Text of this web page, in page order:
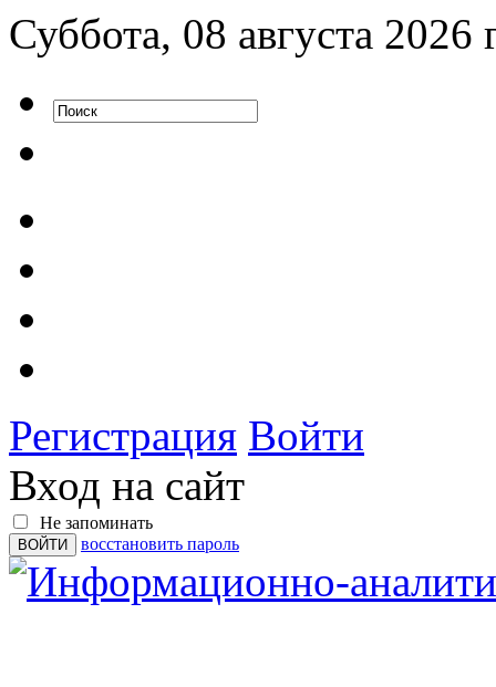
Суббота, 08 августа 2026
Регистрация Войти
Вход на сайт
Не запоминать
восстановить пароль